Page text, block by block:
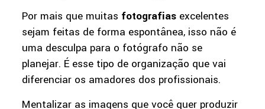
Por mais que muitas fotografiasexcelentes
sejam feitas de forma espontânea, isso não é
uma desculpa para o fotógrafo não se
planejar. É esse tipo de organização que vai
diferenciar os amadores dos profissionais.
Mentalizar as imagens que você quer produzir